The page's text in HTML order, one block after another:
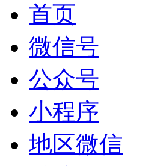
首页
微信号
公众号
小程序
地区微信